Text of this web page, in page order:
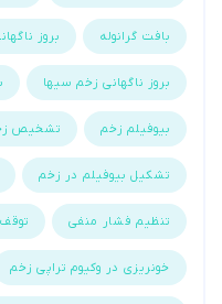
بافت گرانوله بروز
بروز ناگهانی زخم سیها
بیوفیلم زخم تشخیص
تشکیل بیوفیلم در زخم
تنظیم فشار منفی توقف
خونریزی در وکیوم تراپی زخم